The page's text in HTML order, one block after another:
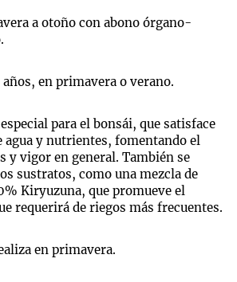
a otoño con abono órgano-
en primavera o verano.
para el bonsái, que satisface
agua y nutrientes, fomentando el
y vigor en general. También se
sustratos, como una mezcla de
Kiryuzuna, que promueve el
requerirá de riegos más frecuentes.
en primavera.